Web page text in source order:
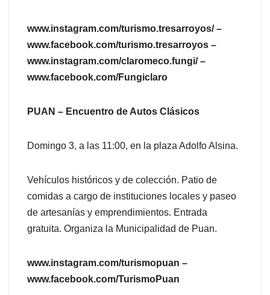
www.instagram.com/turismo.tresarroyos/ –
www.facebook.com/turismo.tresarroyos –
www.instagram.com/claromeco.fungi/ –
www.facebook.com/Fungiclaro
PUAN – Encuentro de Autos Clásicos
Domingo 3, a las 11:00, en la plaza Adolfo Alsina.
Vehículos históricos y de colección. Patio de
comidas a cargo de instituciones locales y paseo
de artesanías y emprendimientos. Entrada
gratuita. Organiza la Municipalidad de Puan.
www.instagram.com/turismopuan –
www.facebook.com/TurismoPuan